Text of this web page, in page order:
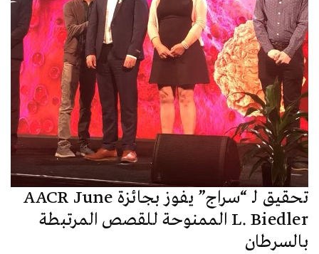
تحقيق لـ “سراج” يفوز بجائزة AACR June
L. Biedler الممنوحة للقصص المرتبطة
بالسرطان